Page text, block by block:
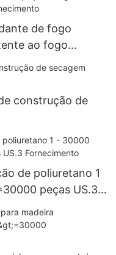
de fogo
ao fogo
6000-29999
construção de
de poliuretano 1
peças US.3